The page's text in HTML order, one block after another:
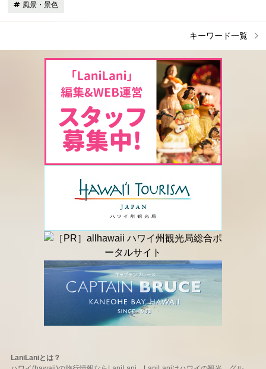
風景・景色
キーワード一覧
LaniLaniとは？